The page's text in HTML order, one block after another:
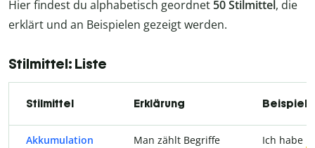
Hier findest du alphabetisch geordnet 50 Stilmittel, die
erklärt und an Beispielen gezeigt werden.
Stilmittel: Liste
Stilmittel Erklärung Beispiel
Akkumulation
Man zählt Begriffe
Ich habe